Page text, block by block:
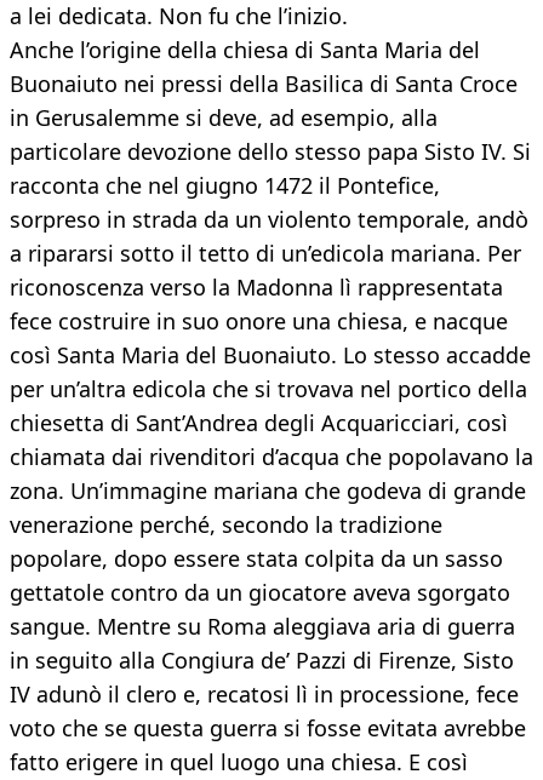
a lei dedicata. Non fu che l’inizio.
Anche l’origine della chiesa di Santa Maria del
Buonaiuto nei pressi della Basilica di Santa Croce
in Gerusalemme si deve, ad esempio, alla
particolare devozione dello stesso papa Sisto IV. Si
racconta che nel giugno 1472 il Pontefice,
sorpreso in strada da un violento temporale, andò
a ripararsi sotto il tetto di un’edicola mariana. Per
riconoscenza verso la Madonna lì rappresentata
fece costruire in suo onore una chiesa, e nacque
così Santa Maria del Buonaiuto. Lo stesso accadde
per un’altra edicola che si trovava nel portico della
chiesetta di Sant’Andrea degli Acquaricciari, così
chiamata dai rivenditori d’acqua che popolavano la
zona. Un’immagine mariana che godeva di grande
venerazione perché, secondo la tradizione
popolare, dopo essere stata colpita da un sasso
gettatole contro da un giocatore aveva sgorgato
sangue. Mentre su Roma aleggiava aria di guerra
in seguito alla Congiura de’ Pazzi di Firenze, Sisto
IV adunò il clero e, recatosi lì in processione, fece
voto che se questa guerra si fosse evitata avrebbe
fatto erigere in quel luogo una chiesa. E così